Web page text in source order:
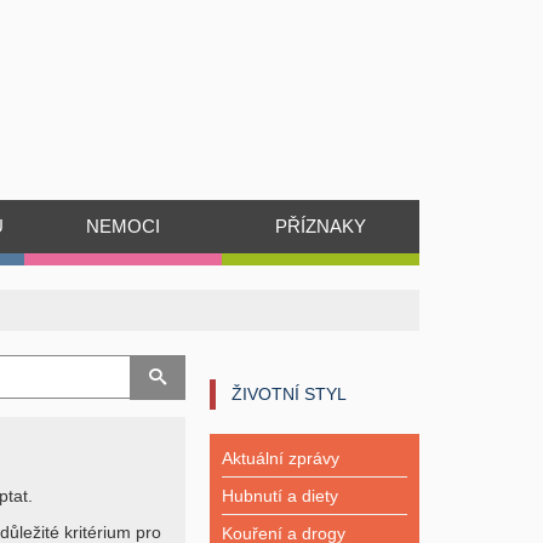
NEMOCI PŘÍZNAKY
kritérium pro
ŽIVOTNÍ STYL
Aktuální zprávy
Hubnutí a diety
Kouření a drogy